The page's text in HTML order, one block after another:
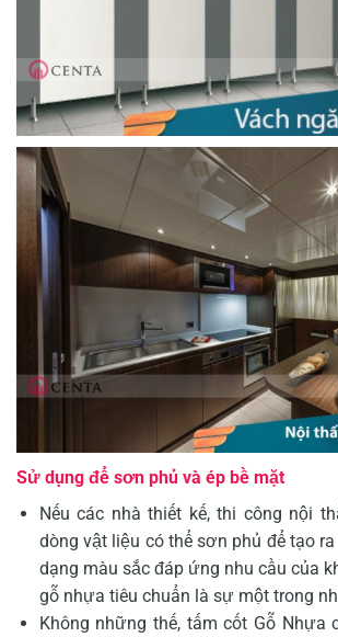
Sử dụng để sơn phủ và ép bề mặt
Nếu các nhà thiết kế, thi công nội
dòng vật liệu có thể sơn phủ để tạo
dạng màu sắc đáp ứng nhu cầu của
gỗ nhựa tiêu chuẩn là sự một trong
Không những thế, tấm cốt Gỗ Nhựa